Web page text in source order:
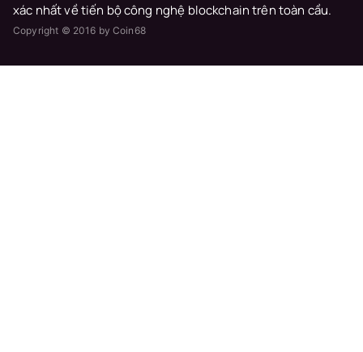
xác nhất về tiến bộ công nghệ blockchain trên toàn cầu.
Copyright © 2016 by Coin68